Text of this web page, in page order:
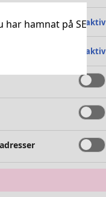
har hamnat på SE
Alltid aktiv
Alltid aktiv